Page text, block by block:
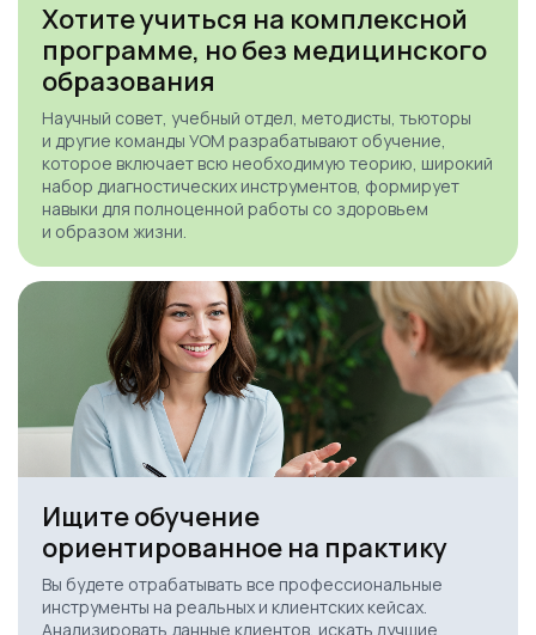
Хотите учиться на комплексной
программе, но без медицинского
образования
Научный совет, учебный отдел, методисты, тьюторы
и другие команды УОМ разрабатывают обучение,
которое включает всю необходимую теорию, широкий
набор диагностических инструментов, формирует
навыки для полноценной работы со здоровьем
и образом жизни.
Ищите обучение
ориентированное на практику
Вы будете отрабатывать все профессиональные
инструменты на реальных и клиентских кейсах.
Анализировать данные клиентов, искать лучшие